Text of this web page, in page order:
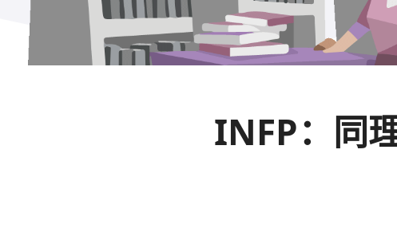
INFP：同